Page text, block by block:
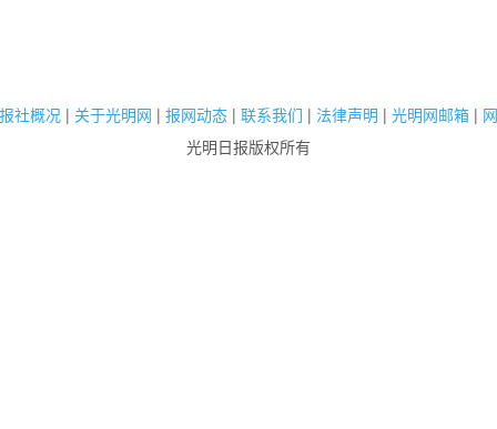
社概况 | 关于光明网 | 报网动态 | 联系我们 | 法律声明 | 光明网邮箱 |
光明日报版权所有